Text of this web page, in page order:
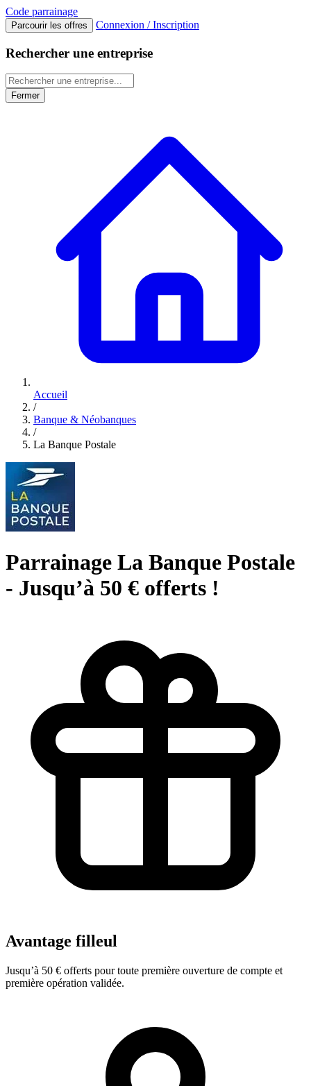
Code parrainage
Parcourir les offres Connexion / Inscription
Rechercher une entreprise
Fermer
Accueil
/
Banque & Néobanques
/
La Banque Postale
Parrainage La Banque Postale
- Jusqu’à 50 € offerts !
Avantage filleul
Jusqu’à 50 € offerts pour toute première ouverture de compte et
première opération validée.